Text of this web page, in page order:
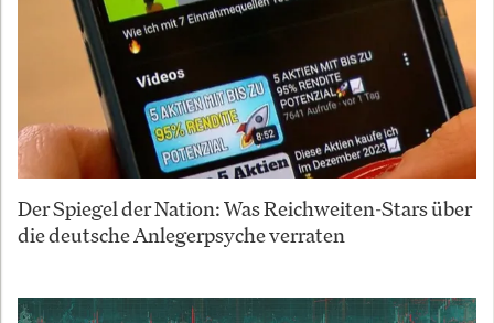
Der Spiegel der Nation: Was Reichweiten-Stars über
die deutsche Anlegerpsyche verraten